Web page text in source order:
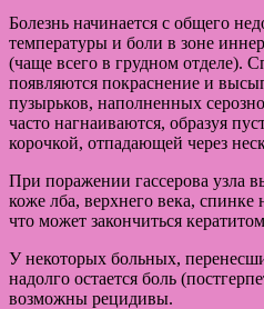
Болезнь начинается с общего
температуры и боли в зоне
(чаще всего в грудном отделе).
появляются покраснение и
пузырьков, наполненных
часто нагнаиваются, образуя
корочкой, отпадающей через
При поражении гассерова узла
коже лба, верхнего века, спинке
что может закончиться
У некоторых больных,
надолго остается боль
возможны рецидивы.